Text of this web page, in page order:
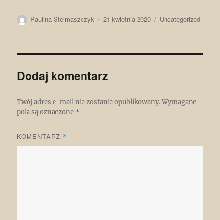
Autor
Paulina Stelmaszczyk
Data
21 kwietnia 2020 Kategorie
Uncategorized
Dodaj komentarz
Twój adres e-mail nie zostanie opublikowany. Wymagane
pola są oznaczone *
KOMENTARZ *